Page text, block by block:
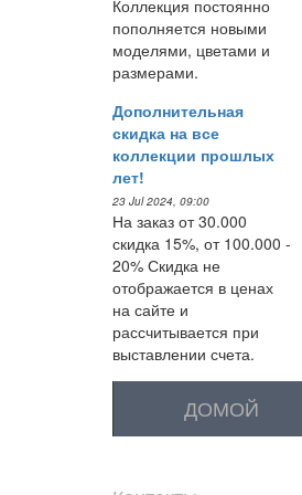
Коллекция постоянно
пополняется новыми
моделями, цветами и
размерами.
Дополнительная
скидка на все
коллекции прошлых
лет!
23 Jul 2024, 09:00
На заказ от 30.000
скидка 15%, от 100.000 -
20% Скидка не
отображается в ценах
на сайте и
рассчитывается при
выставлении счета.
ДОМОЙ